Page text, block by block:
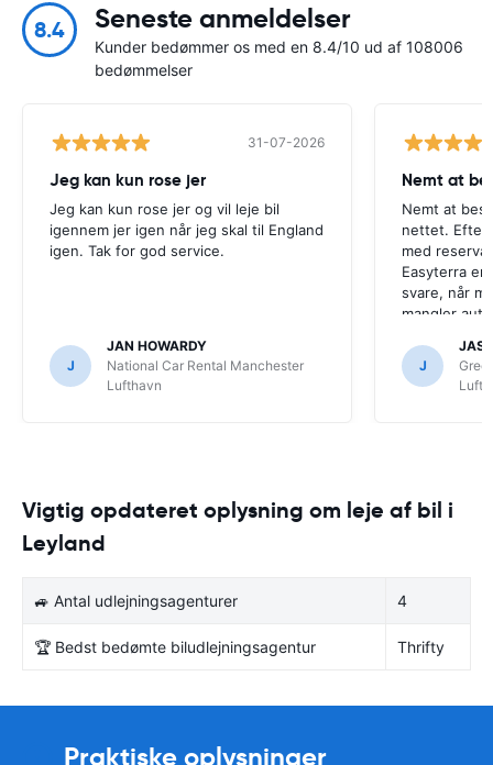
8.4 Seneste anmeldelser
Kunder bedømmer os med en 8.4/10 ud af 108006
bedømmelser
31-07-2026
Jeg kan kun rose jer
Jeg kan kun rose jer og vil leje bil
igennem jer igen når jeg skal til England
igen. Tak for god service.
J
JAN HOWARDY
National Car Rental Manchester
Lufthavn
Nemt at
Nemt at
nettet.
med
Easyterra er
svare, når
mangler
modtaget
kontakte
J
Vigtig opdateret oplysning om leje af bil i
Leyland
🚙 Antal udlejningsagenturer 4
🏆 Bedst bedømte biludlejningsagentur Thrifty
Praktiske oplysninger